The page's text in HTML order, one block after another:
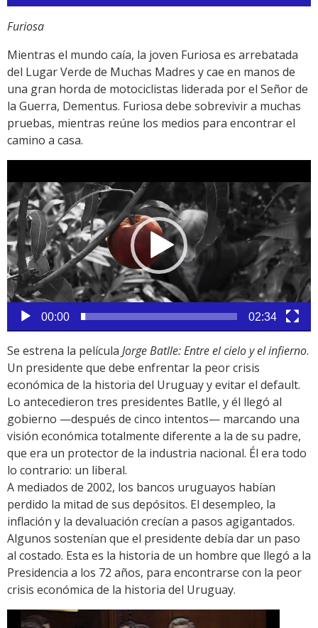
Furiosa
Mientras el mundo caía, la joven Furiosa es arrebatada
del Lugar Verde de Muchas Madres y cae en manos de
una gran horda de motociclistas liderada por el Señor de
la Guerra, Dementus. Furiosa debe sobrevivir a muchas
pruebas, mientras reúne los medios para encontrar el
camino a casa.
de
vídeo
00:00 02:34
Se estrena la película Jorge Batlle: Entre el cielo y el infierno.
Un presidente que debe enfrentar la peor crisis
económica de la historia del Uruguay y evitar el default.
Lo antecedieron tres presidentes Batlle, y él llegó al
gobierno —después de cinco intentos— marcando una
visión económica totalmente diferente a la de su padre,
que era un protector de la industria nacional. Él era todo
lo contrario: un liberal.
A mediados de 2002, los bancos uruguayos habían
perdido la mitad de sus depósitos. El desempleo, la
inflación y la devaluación crecían a pasos agigantados.
Algunos sostenían que el presidente debía dar un paso
al costado. Esta es la historia de un hombre que llegó a la
Presidencia a los 72 años, para encontrarse con la peor
crisis económica de la historia del Uruguay.
Reproductor